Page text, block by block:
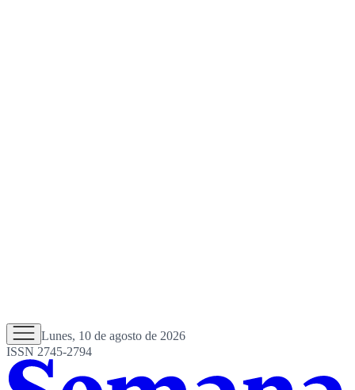
Lunes, 10 de agosto de 2026
ISSN 2745-2794